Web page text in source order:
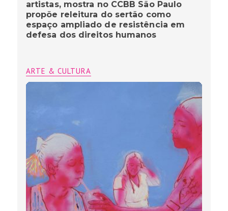
artistas, mostra no CCBB São Paulo
propõe releitura do sertão como
espaço ampliado de resistência em
defesa dos direitos humanos
ARTE & CULTURA